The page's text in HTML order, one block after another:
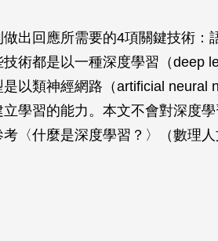
出回應所需要的4項關鍵技術：
術都是以一種深度學習（deep
以類神經網路（artificial neural
學習的能力。本文不會對深度
〈什麼是深度學習？〉（數理